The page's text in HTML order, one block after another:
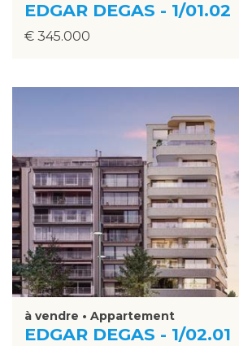
EDGAR DEGAS - 1/01.02
€ 345.000
à vendre • Appartement
EDGAR DEGAS - 1/02.01